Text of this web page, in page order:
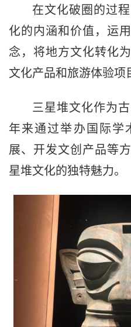
在文化破圈的过
化的内涵和价值，运
念，将地方文化转化
文化产品和旅游体验项
三星堆文化作为
年来通过举办国际学
展、开发文创产品等
星堆文化的独特魅力。